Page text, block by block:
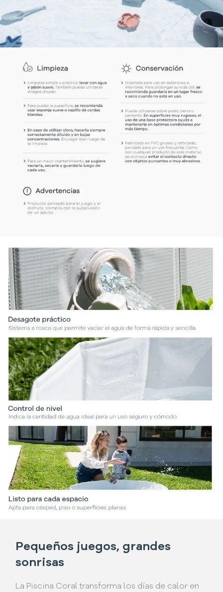
Pequeños juegos, grandes
sonrisas
La Piscina Coral transforma los días de calor en